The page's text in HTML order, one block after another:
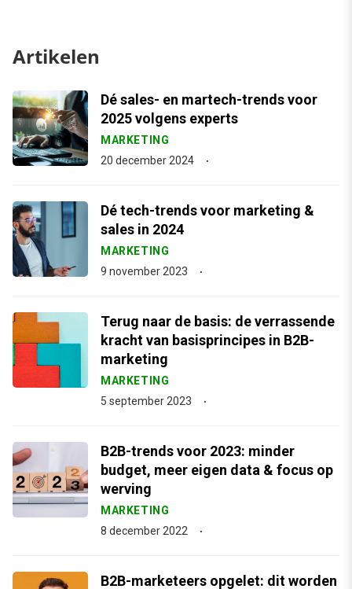
Artikelen
Dé sales- en martech-trends voor
2025 volgens experts
MARKETING
20 december 2024
Dé tech-trends voor marketing &
sales in 2024
MARKETING
9 november 2023
Terug naar de basis: de verrassende
kracht van basisprincipes in B2B-
marketing
MARKETING
5 september 2023
B2B-trends voor 2023: minder
budget, meer eigen data & focus op
werving
MARKETING
8 december 2022
B2B-marketeers opgelet: dit worden